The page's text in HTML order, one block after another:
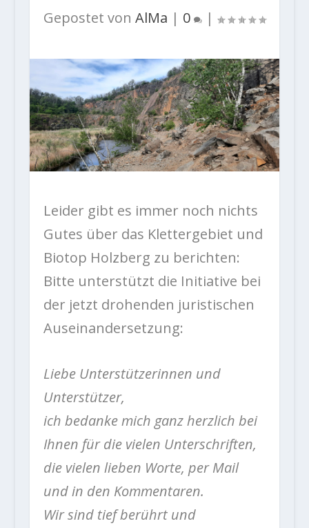
Gepostet von AlMa | 0 |
Leider gibt es immer noch nichts
Gutes über das Klettergebiet und
Biotop Holzberg zu berichten:
Bitte unterstützt die Initiative bei
der jetzt drohenden juristischen
Auseinandersetzung:
Liebe Unterstützerinnen und
Unterstützer,
ich bedanke mich ganz herzlich bei
Ihnen für die vielen Unterschriften,
die vielen lieben Worte, per Mail
und in den Kommentaren.
Wir sind tief berührt und